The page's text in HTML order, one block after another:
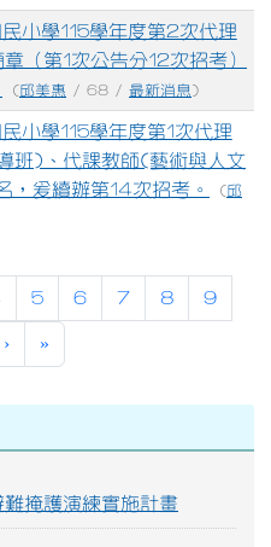
小學115學年度第2次代理
（第1次公告分12次招考）
(邱美惠 / 68 / 最新消息)
小學115學年度第1次代理
班)、代課教師(藝術與人文
爰續辦第14次招考。
(邱
5 6 7 8 9
›下一頁
»
掩護演練實施計畫